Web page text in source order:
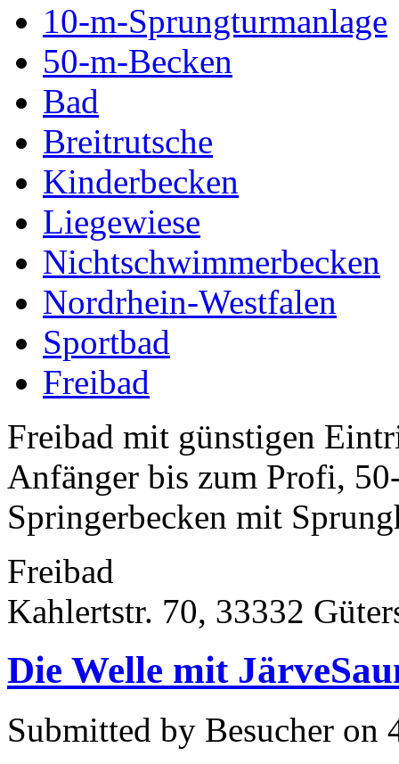
10-m-Sprungturmanlage
50-m-Becken
Bad
Breitrutsche
Kinderbecken
Liegewiese
Nichtschwimmerbecken
Nordrhein-Westfalen
Sportbad
Freibad
Freibad mit günstigen
Anfänger bis zum Profi,
Springerbecken mit
Freibad
Kahlertstr. 70, 33332
Die Welle mit
Submitted by Besucher on